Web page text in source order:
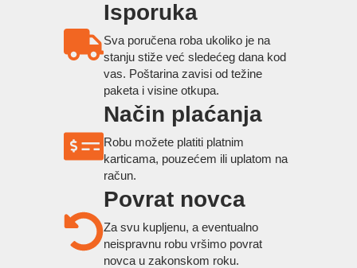
Isporuka
Sva poručena roba ukoliko je na
stanju stiže već sledećeg dana kod
vas. Poštarina zavisi od težine
paketa i visine otkupa.
Način plaćanja
Robu možete platiti platnim
karticama, pouzećem ili uplatom na
račun.
Povrat novca
Za svu kupljenu, a eventualno
neispravnu robu vršimo povrat
novca u zakonskom roku.